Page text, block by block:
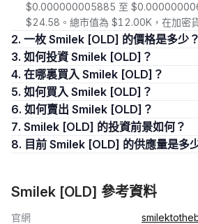
$0.000000005885 至
$24.58。總市值為 $12.00K，在加密
2. 一枚 Smilek [OLD] 的價格是多少？
3. 如何投資 Smilek [OLD]？
4. 在哪裏買入 Smilek [OLD]？
5. 如何買入 Smilek [OLD]？
6. 如何賣出 Smilek [OLD]？
7. Smilek [OLD] 的投資前景如何？
8. 目前 Smilek [OLD] 的供應量是多
Smilek [OLD] 參考資料
官網